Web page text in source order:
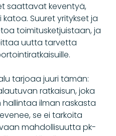
saattavat keventyä,
Suuret yritykset ja
toimitusketjuistaan, ja
uutta tarvetta
tarjoaa juuri tämän:
ratkaisun, joka
ilman raskasta
se ei tarkoita
mahdollisuutta pk-